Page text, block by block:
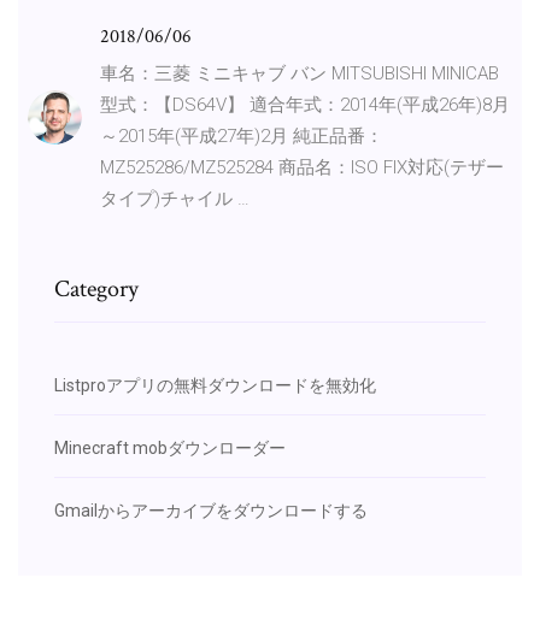
2018/06/06
車名：三菱 ミニキャブ バン MITSUBISHI MINICAB
型式：【DS64V】 適合年式：2014年(平成26年)8月
～2015年(平成27年)2月 純正品番：
MZ525286/MZ525284 商品名：ISO FIX対応(テザー
タイプ)チャイル …
Category
Listproアプリの無料ダウンロードを無効化
Minecraft mobダウンローダー
Gmailからアーカイブをダウンロードする